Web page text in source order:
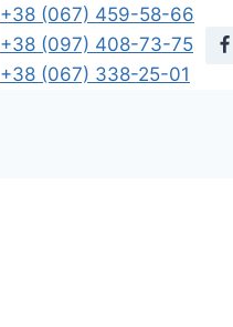
+38 (067) 459-58-66
+38 (097) 408-73-75
+38 (067) 338-25-01